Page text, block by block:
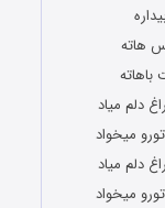
هاته
دلم میاد
میخواد
دلم میاد
میخواد